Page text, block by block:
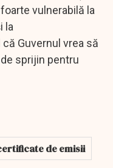
vulnerabilă la
la
Guvernul vrea să
sprijin pentru
de emisii